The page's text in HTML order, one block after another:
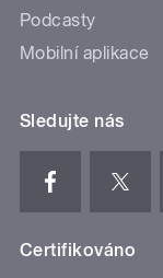
Podcasty
Mobilní aplikace
Sledujte nás
Certifikováno